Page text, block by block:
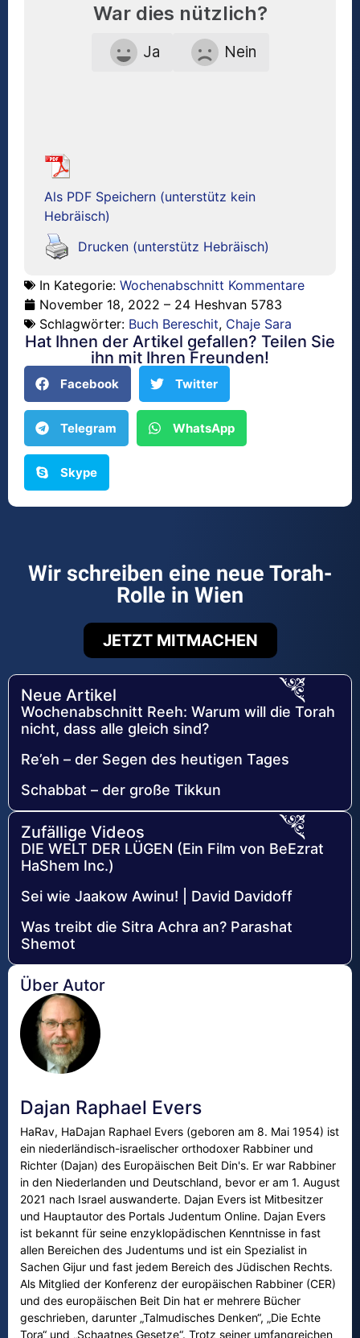
War dies nützlich?
Ja Nein
Als PDF Speichern (unterstütz kein
Hebräisch)
Drucken (unterstütz Hebräisch)
In Kategorie: Wochenabschnitt Kommentare
November 18, 2022 – 24 Heshvan 5783
Schlagwörter: Buch Bereschit, Chaje Sara
Hat Ihnen der Artikel gefallen? Teilen Sie
ihn mit Ihren Freunden!
Facebook Twitter
Telegram WhatsApp
Skype
Wir schreiben eine neue Torah-
Rolle in Wien
JETZT MITMACHEN
Neue Artikel
Wochenabschnitt Reeh: Warum will die Torah
nicht, dass alle gleich sind?
Re’eh – der Segen des heutigen Tages
Schabbat – der große Tikkun
Zufällige Videos
DIE WELT DER LÜGEN (Ein Film von BeEzrat
HaShem Inc.)
Sei wie Jaakow Awinu! | David Davidoff
Was treibt die Sitra Achra an? Parashat
Shemot
Über Autor
Dajan Raphael Evers
HaRav, HaDajan Raphael Evers (geboren am 8. Mai 1954) ist
ein niederländisch-israelischer orthodoxer Rabbiner und
Richter (Dajan) des Europäischen Beit Din's. Er war Rabbiner
in den Niederlanden und Deutschland, bevor er am 1. August
2021 nach Israel auswanderte. Dajan Evers ist Mitbesitzer
und Hauptautor des Portals Judentum Online. Dajan Evers
ist bekannt für seine enzyklopädischen Kenntnisse in fast
allen Bereichen des Judentums und ist ein Spezialist in
Sachen Gijur und fast jedem Bereich des Jüdischen Rechts.
Als Mitglied der Konferenz der europäischen Rabbiner (CER)
und des europäischen Beit Din hat er mehrere Bücher
geschrieben, darunter „Talmudisches Denken“, „Die Echte
Tora“ und „Schaatnes Gesetze“. Trotz seiner umfangreichen